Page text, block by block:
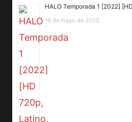
HALO Temporada 1 [2022]
19 de mayo de 2022